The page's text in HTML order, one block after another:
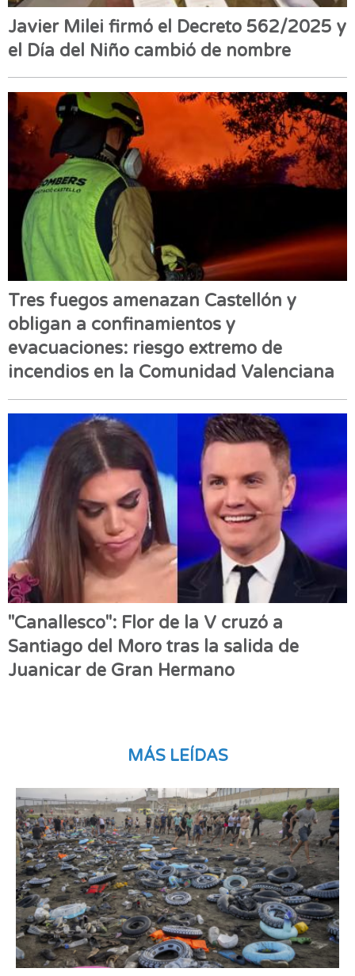
Javier Milei firmó el Decreto 562/2025 y
el Día del Niño cambió de nombre
Tres fuegos amenazan Castellón y
obligan a confinamientos y
evacuaciones: riesgo extremo de
incendios en la Comunidad Valenciana
"Canallesco": Flor de la V cruzó a
Santiago del Moro tras la salida de
Juanicar de Gran Hermano
MÁS LEÍDAS